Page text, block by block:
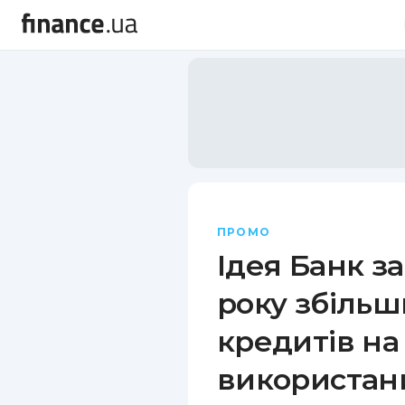
ПРОМО
Ідея Банк
року
кредитів на